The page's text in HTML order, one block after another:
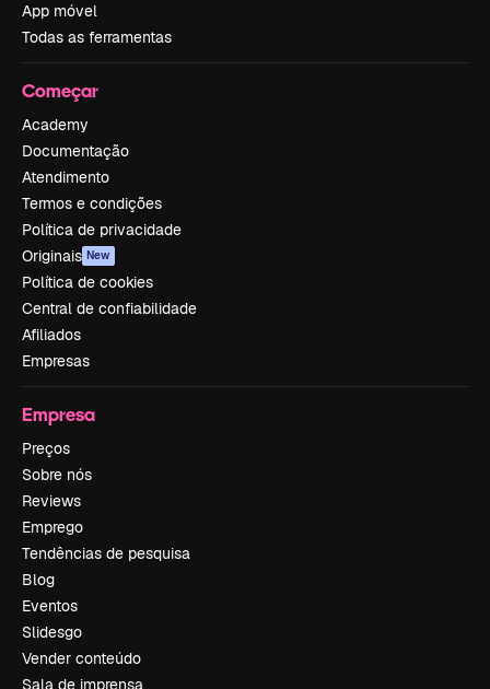
App móvel
Todas as ferramentas
Começar
Academy
Documentação
Atendimento
Termos e condições
Política de privacidade
Originais New
Política de cookies
Central de confiabilidade
Afiliados
Empresas
Empresa
Preços
Sobre nós
Reviews
Emprego
Tendências de pesquisa
Blog
Eventos
Slidesgo
Vender conteúdo
Sala de imprensa